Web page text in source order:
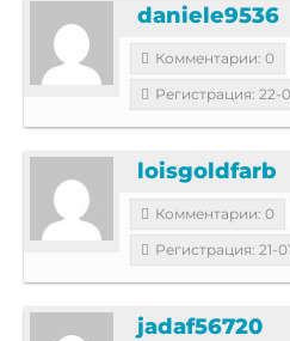
daniele9536
Комментарии: 0
Регистрация: 22-
loisgoldfarb
Комментарии: 0
Регистрация: 21-
jadaf56720